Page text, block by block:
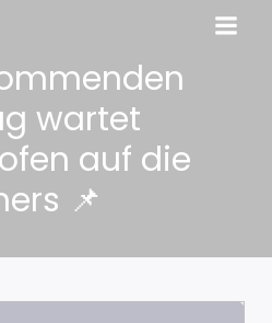
wartet
auf die
📌